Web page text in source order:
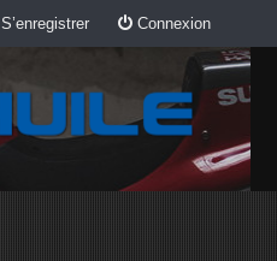
Connexion
S’enregistrer